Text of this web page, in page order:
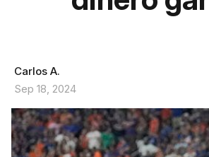
Carlos A.
Sep 18, 2024